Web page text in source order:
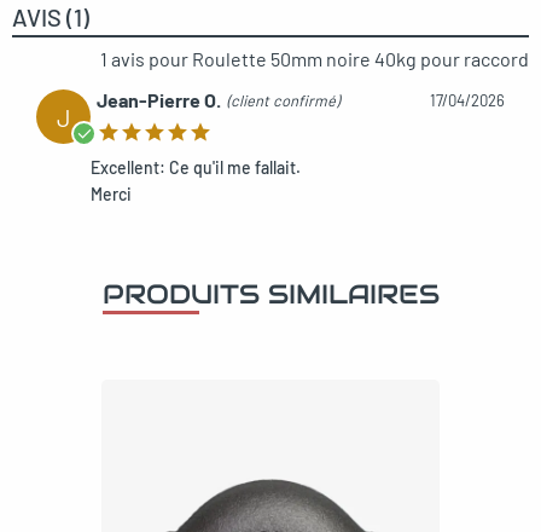
AVIS (1)
1 avis pour Roulette 50mm noire 40kg pour raccord
J
Jean-Pierre O. (client confirmé) 17/04/2026
Excellent: Ce qu'il me fallait.
Merci
PRODUITS SIMILAIRES